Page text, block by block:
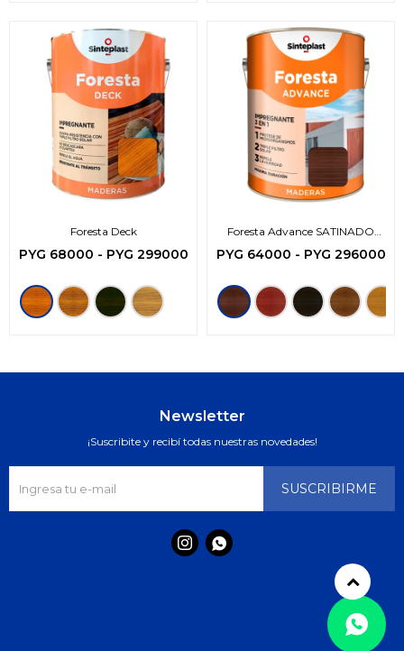
Foresta Deck
PYG 68000 - PYG 299000
Foresta Advance SATINADO
Impregnante -3en1
PYG 64000 - PYG 296000
Newsletter
¡Suscribite y recibí todas nuestras novedades!
SUSCRIBIRME
 